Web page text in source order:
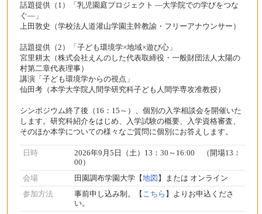
話題提供（1）「乳児園庭プロジェクト ―大学院での学びをつな
ぐ―」
上田敦史（学校法人道灌山学園主幹教諭・フリーアナウンサー）
話題提供（2）「子ども環境学×地域×遊び心」
宮里耕太（株式会社えんのした代表取締役・一般財団法人太陽の
村第二章代表理事）
講演「子ども環境学からの視点」
仙田考（本学大学院人間学研究科子ども人間学専攻准教授）
シンポジウム終了後（16：15～）、個別の入学相談会を開催いた
します。研究科紹介をはじめ、入学試験の概要、入学資格審査、
そのほか本学についての様々なご質問に個別にお答えします。
日時
2026年9月5日（土）13：30～16:00 （開場13：
00）
会場
田園調布学園大学【地図 】または オンライン
参加方法
事前申し込み制。【 こちら 】よりお申込くださ
い。